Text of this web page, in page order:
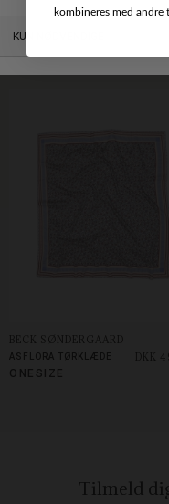
PINLOS KAPPE
ONESIZE
BECK SØNDERGAARD
ASFLORA TØRKLÆDE DKK
Tilmeld
kombineres med andre